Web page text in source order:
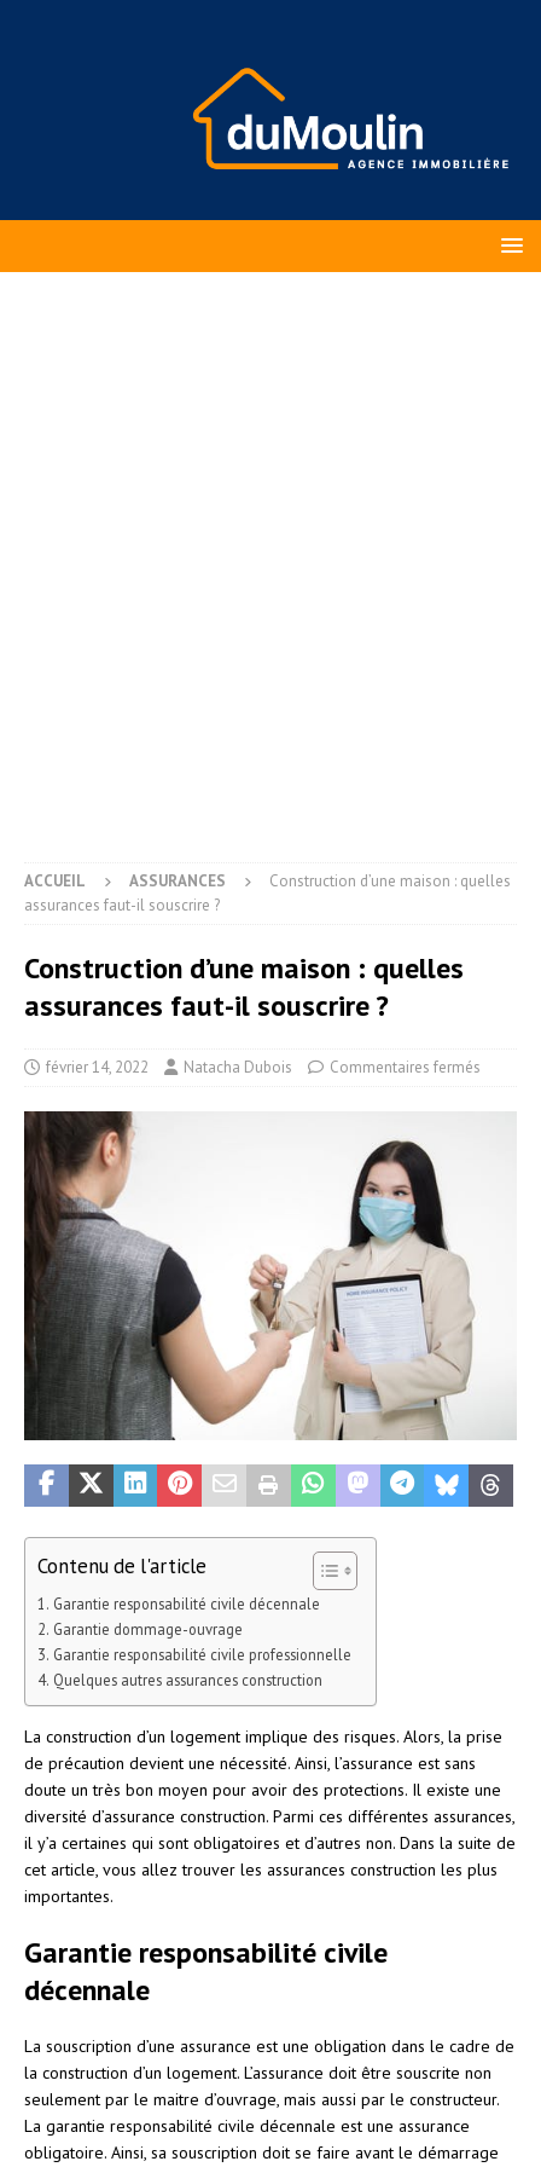
ACCUEIL ASSURANCES
Construction d’une maison : quelles
assurances faut-il souscrire ?
Construction d’une maison : quelles
assurances faut-il souscrire ?
février 14, 2022 Natacha Dubois Commentaires fermés
Contenu de l'article
Garantie responsabilité civile décennale
Garantie dommage-ouvrage
Garantie responsabilité civile professionnelle
Quelques autres assurances construction
La construction d’un logement implique des risques. Alors, la prise
de précaution devient une nécessité. Ainsi, l’assurance est sans
doute un très bon moyen pour avoir des protections. Il existe une
diversité d’assurance construction. Parmi ces différentes assurances,
il y’a certaines qui sont obligatoires et d’autres non. Dans la suite de
cet article, vous allez trouver les assurances construction les plus
importantes.
Garantie responsabilité civile
décennale
La souscription d’une assurance est une obligation dans le cadre de
la construction d’un logement. L’assurance doit être souscrite non
seulement par le maitre d’ouvrage, mais aussi par le constructeur.
La garantie responsabilité civile décennale est une assurance
obligatoire. Ainsi, sa souscription doit se faire avant le démarrage